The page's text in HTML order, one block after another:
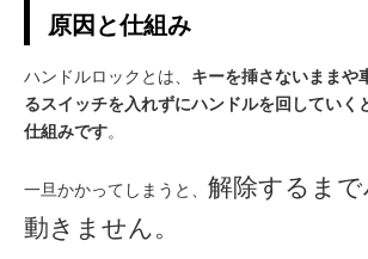
原因と仕組み
ハンドルロックとは、 キーを挿さないままや
るスイッチを入れずにハンドルを回していく
仕組みです。
一旦かかってしまうと、 解除するま
動きません。